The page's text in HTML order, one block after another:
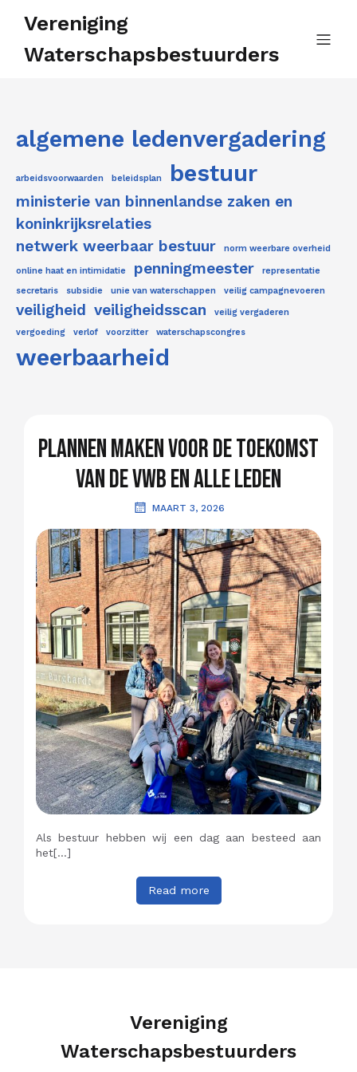
Vereniging
Waterschapsbestuurders
algemene ledenvergadering
arbeidsvoorwaarden beleidsplan bestuur
ministerie van binnenlandse zaken en
koninkrijksrelaties
netwerk weerbaar bestuur
norm weerbare overheid
online haat en intimidatie penningmeester
representatie
secretaris
subsidie unie van waterschappen veilig campagnevoeren
veiligheid veiligheidsscan
veilig vergaderen
vergoeding
verlof voorzitter waterschapscongres
weerbaarheid
Plannen maken voor de toekomst
van de VWB en alle leden
MAART 3, 2026
Als bestuur hebben wij een dag aan besteed aan
het[…]
Read more
Vereniging
Waterschapsbestuurders